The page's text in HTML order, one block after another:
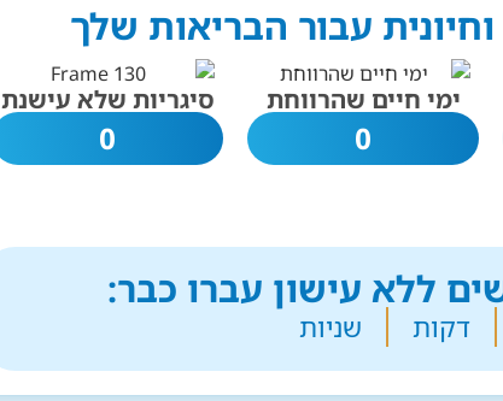
עבור הבריאות שלך
ימי חיים שהרווחת
0
סיגריות שלא עישנת
0
ללא עישון עברו כבר:
דקות שניות